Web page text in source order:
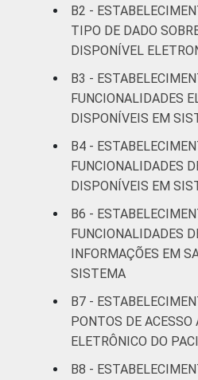
estabelecimentos de
Saúde 2023. ¹Cada
refere apenas aos
B2 -
TIPO DE DADO
DISPONÍVEL
B3 -
FUNCIONALIDADES
DISPONÍVEIS EM
B4 -
FUNCIONALIDADES
DISPONÍVEIS EM
B6 -
FUNCIONALIDADES
INFORMAÇÕES EM
SISTEMA
B7 -
PONTOS DE ACESSO
ELETRÔNICO DO
B8 -